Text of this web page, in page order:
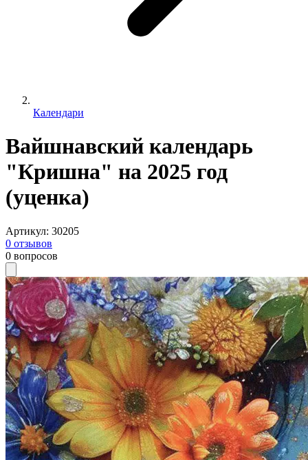
Календари
Вайшнавский календарь
"Кришна" на 2025 год
(уценка)
Артикул: 30205
0 отзывов
0 вопросов